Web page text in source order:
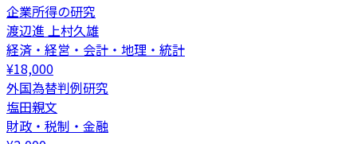
企業所得の研究
渡辺進 上村久雄
経済・経営・会計・地理・統計
¥18,000
外国為替判例研究
塩田親文
財政・税制・金融